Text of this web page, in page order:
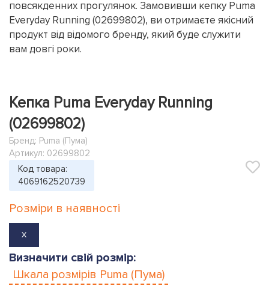
повсякденних прогулянок. Замовивши кепку Puma
Everyday Running (02699802), ви отримаєте якісний
продукт від відомого бренду, який буде служити
вам довгі роки.
Кепка Puma Everyday Running
(02699802)
Бренд: Puma (Пума)
Артикул: 02699802
Код товара:
4069162520739
Розміри в наявності
X
Визначити свій розмір:
Шкала розмірів Puma (Пума)